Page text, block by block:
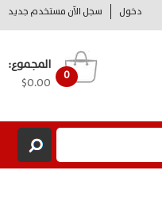
دخول سجل الآن مستخدم جديد
0
المجموع:
$0.00